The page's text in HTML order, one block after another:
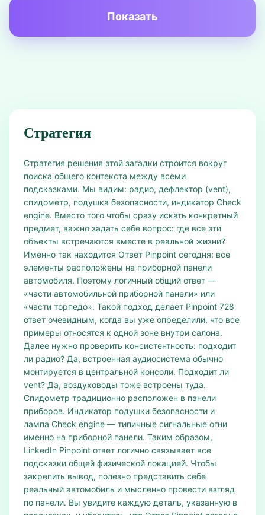
Показать
Стратегия
Стратегия решения этой загадки строится вокруг
поиска общего контекста между всеми
подсказками. Мы видим: радио, дефлектор (vent),
спидометр, подушка безопасности, индикатор Check
engine. Вместо того чтобы сразу искать конкретный
предмет, важно задать себе вопрос: где все эти
объекты встречаются вместе в реальной жизни?
Именно так находится Ответ Pinpoint сегодня: все
элементы расположены на приборной панели
автомобиля. Поэтому логичный общий ответ —
«части автомобильной приборной панели» или
«части торпедо». Такой подход делает Pinpoint 728
ответ очевидным, когда вы уже определили, что все
примеры относятся к одной зоне внутри салона.
Далее нужно проверить консистентность: подходит
ли радио? Да, встроенная аудиосистема обычно
монтируется в центральной консоли. Подходит ли
vent? Да, воздуховоды тоже встроены туда.
Спидометр традиционно расположен в панели
приборов. Индикатор подушки безопасности и
лампа Check engine — типичные сигнальные огни
именно на приборной панели. Таким образом,
LinkedIn Pinpoint ответ логично связывает все
подсказки общей физической локацией. Чтобы
закрепить вывод, полезно представить себе
реальный автомобиль и мысленно провести взгляд
по панели. Вы увидите каждую деталь, указанную в